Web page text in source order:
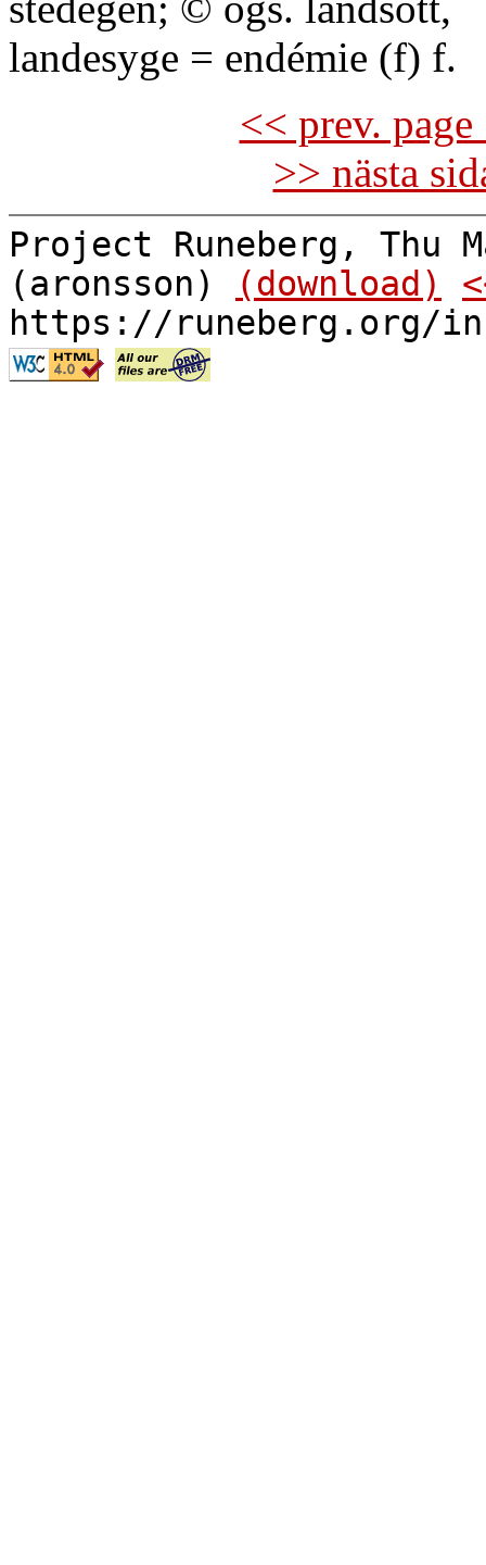
landesyge = endémie (f) f.
<< prev.
>> nästa
Project Runeberg, Thu
(aronsson)
(download)
https://runeberg.org/